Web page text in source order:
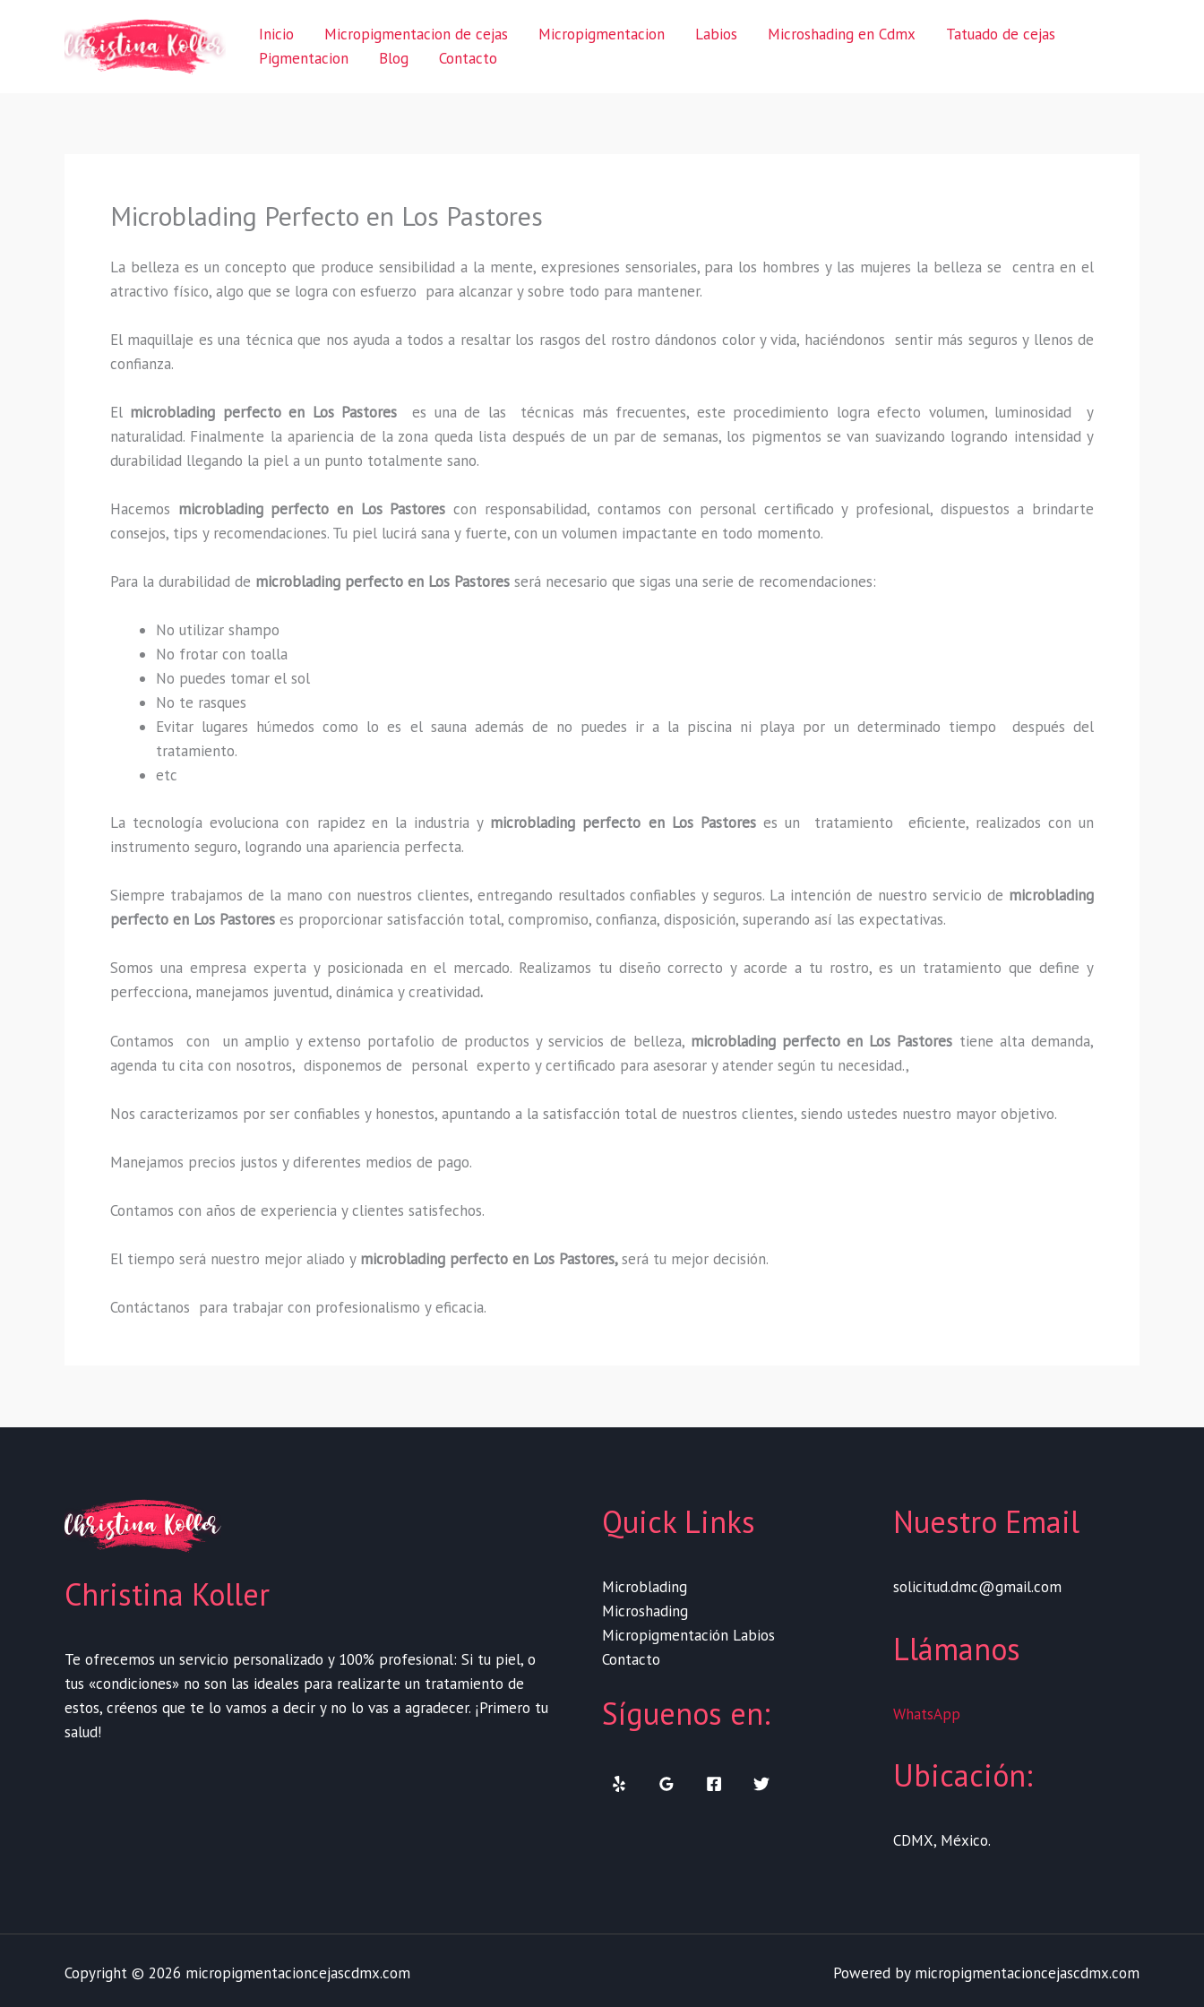
Inicio Micropigmentacion de cejas Micropigmentacion Labios Microshading en Cdmx
Tatuado de cejas
Pigmentacion
Blog Contacto
Microblading Perfecto en Los Pastores
La belleza es un concepto que produce sensibilidad a la mente, expresiones sensoriales, para los hombres y las mujeres la belleza se centra en el
atractivo físico, algo que se logra con esfuerzo para alcanzar y sobre todo para mantener.
El maquillaje es una técnica que nos ayuda a todos a resaltar los rasgos del rostro dándonos color y vida, haciéndonos sentir más seguros y llenos de
confianza.
El microblading perfecto en Los Pastoreses una de las técnicas más frecuentes, este procedimiento logra efecto volumen, luminosidad y
naturalidad. Finalmente la apariencia de la zona queda lista después de un par de semanas, los pigmentos se van suavizando logrando intensidad y
durabilidad llegando la piel a un punto totalmente sano.
Hacemos microbladingperfectoen Los Pastores con responsabilidad, contamos con personal certificado y profesional, dispuestos a brindarte
consejos, tips y recomendaciones. Tu piel lucirá sana y fuerte, con un volumen impactante en todo momento.
Para la durabilidad de microblading perfecto en Los Pastores será necesario que sigas una serie de recomendaciones:
No utilizar shampo
No frotar con toalla
No puedes tomar el sol
No te rasques
Evitar lugares húmedos como lo es el sauna además de no puedes ir a la piscina ni playa por un determinado tiempo después del
tratamiento.
etc
La tecnología evoluciona con rapidez en la industria y microblading perfecto en Los Pastoreses un tratamiento eficiente, realizados con un
instrumento seguro, logrando una apariencia perfecta.
Siempre trabajamos de la mano con nuestros clientes, entregando resultados confiables y seguros. La intención de nuestro servicio de microblading
perfecto en Los Pastores es proporcionar satisfacción total, compromiso, confianza, disposición, superando así las expectativas.
Somos una empresa experta y posicionada en el mercado. Realizamos tu diseño correcto y acorde a tu rostro, es un tratamiento que define y
perfecciona, manejamos juventud, dinámica y creatividad.
Contamos con un amplio y extenso portafolio de productos y servicios de belleza, microbladingperfectoen Los Pastores tiene alta demanda,
agenda tu cita con nosotros, disponemos de personal experto y certificado para asesorar y atender según tu necesidad.,
Nos caracterizamos por ser confiables y honestos, apuntando a la satisfacción total de nuestros clientes, siendo ustedes nuestro mayor objetivo.
Manejamos precios justos y diferentes medios de pago.
Contamos con años de experiencia y clientes satisfechos.
El tiempo será nuestro mejor aliado y microblading perfecto en Los Pastores,será tu mejor decisión.
Contáctanos para trabajar con profesionalismo y eficacia.
Christina Koller
Te ofrecemos un servicio personalizado y 100% profesional: Si tu piel, o
tus «condiciones» no son las ideales para realizarte un tratamiento de
estos, créenos que te lo vamos a decir y no lo vas a agradecer. ¡Primero tu
salud!
Quick Links
Microblading
Microshading
Micropigmentación Labios
Contacto
Síguenos en:
Nuestro Email
solicitud.dmc@gmail.com
Llámanos
WhatsApp
Ubicación:
CDMX, México.
Copyright © 2026 micropigmentacioncejascdmx.com Powered by micropigmentacioncejascdmx.com